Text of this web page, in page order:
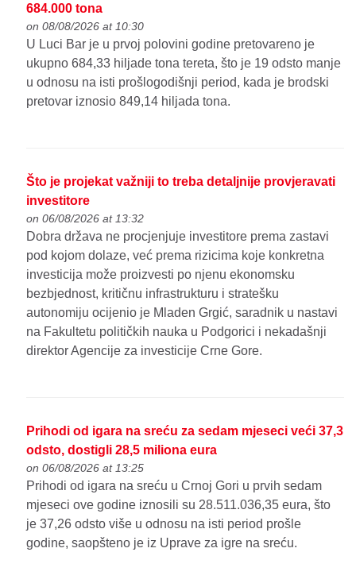
684.000 tona
on 08/08/2026 at 10:30
U Luci Bar je u prvoj polovini godine pretovareno je
ukupno 684,33 hiljade tona tereta, što je 19 odsto manje
u odnosu na isti prošlogodišnji period, kada je brodski
pretovar iznosio 849,14 hiljada tona.
Što je projekat važniji to treba detaljnije provjeravati
investitore
on 06/08/2026 at 13:32
Dobra država ne procjenjuje investitore prema zastavi
pod kojom dolaze, već prema rizicima koje konkretna
investicija može proizvesti po njenu ekonomsku
bezbjednost, kritičnu infrastrukturu i stratešku
autonomiju ocijenio je Mladen Grgić, saradnik u nastavi
na Fakultetu političkih nauka u Podgorici i nekadašnji
direktor Agencije za investicije Crne Gore.
Prihodi od igara na sreću za sedam mjeseci veći 37,3
odsto, dostigli 28,5 miliona eura
on 06/08/2026 at 13:25
Prihodi od igara na sreću u Crnoj Gori u prvih sedam
mjeseci ove godine iznosili su 28.511.036,35 eura, što
je 37,26 odsto više u odnosu na isti period prošle
godine, saopšteno je iz Uprave za igre na sreću.